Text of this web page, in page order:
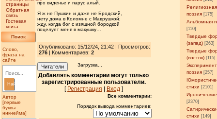
страницы
Обратная
связь
Гостевая
книга
Поиск
Слово,
фраза на
сайте
Найти
Автор
[первые
буквы
никнейма]
Религиозная
поэзия [175]
Альбомная
[110]
Твердые
(запад) [263]
Твердые
(восток) [115]
поэзия [257]
стихи [2101]
[2370]
стихи [149]
про виденье и парус алый.
Я ж не Пушкин и даже не Бродский,
нету дома в Коломне с Маврушкой;
жду, когда бог с изящной бородкой
поцелует меня в макушку…
Опубликовано: 15/12/24, 21:42 | Просмотров:
276| Комментариев: 2
Читатели Загрузка...
Добавлять комментарии могут только
зарегистрированные пользователи.
[ Регистрация Вход]
Все комментарии:
Порядок вывода комментариев: